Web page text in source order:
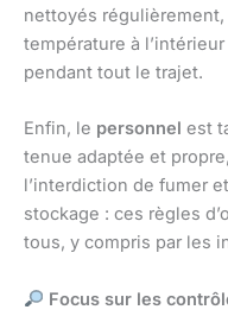
nettoyés
température à
pendant tout le trajet.
Enfin, le personnel est
tenue adaptée et
l’interdiction de fumer
stockage : ces règles
tous, y compris par les
Focus sur les